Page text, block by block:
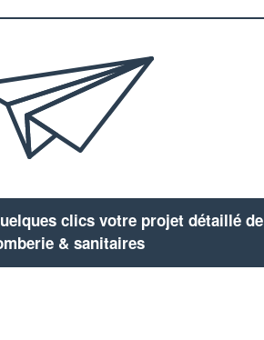
clics votre projet détaillé de
& sanitaires